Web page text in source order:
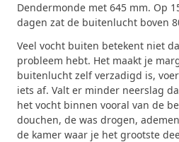
Dendermonde met 645 mm. Op
dagen zat de buitenlucht boven
Veel vocht buiten betekent niet
probleem hebt. Het maakt je
buitenlucht zelf verzadigd is,
iets af. Valt er minder neerslag
het vocht binnen vooral van de
douchen, de was drogen,
de kamer waar je het grootste